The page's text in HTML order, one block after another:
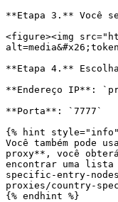
**Etapa 3.** Você
<figure><img
**Etapa 4.**
**Endereço IP**:
**Porta**: `7777`
{% hint style="info"
Você também
proxy**, você
encontrar uma
specific-entry-
proxies/country-
{% endhint %}